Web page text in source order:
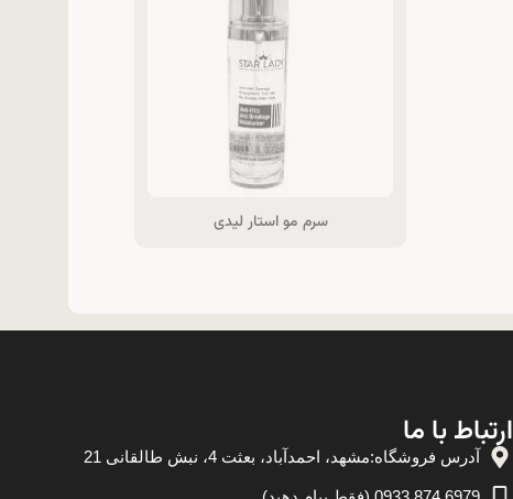
سرم مو استار لیدی
ارتباط با ما
آدرس فروشگاه:مشهد، احمدآباد، بعثت 4، نبش طالقانی 21